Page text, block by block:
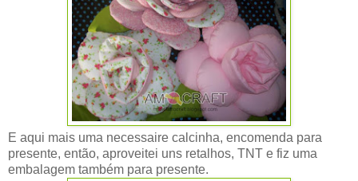
E aqui mais uma necessaire calcinha, encomenda para
presente, então, aproveitei uns retalhos, TNT e fiz uma
embalagem também para presente.